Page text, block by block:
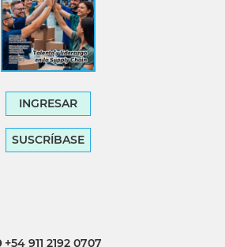
INGRESAR
SUSCRÍBASE
+54 911 2192 0707